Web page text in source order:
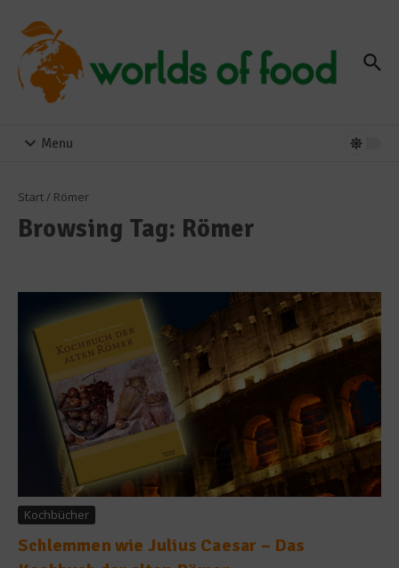
Menu
Start/ Römer
Browsing Tag: Römer
Kochbücher
Schlemmen wie Julius Caesar – Das